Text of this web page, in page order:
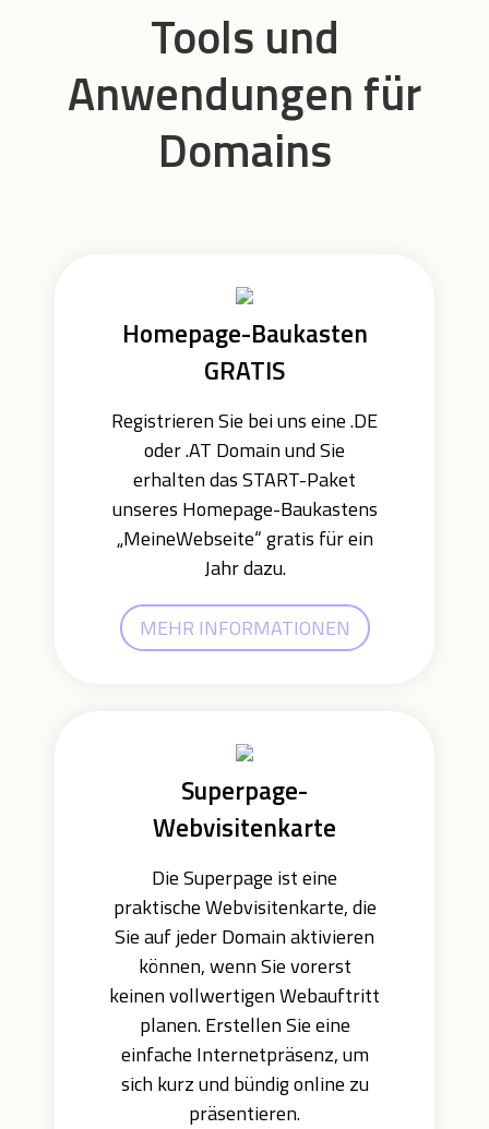
Tools und
Anwendungen für
Domains
Homepage-Baukasten
GRATIS
Registrieren Sie bei uns eine .DE
oder .AT Domain und Sie
erhalten das START-Paket
unseres Homepage-Baukastens
„MeineWebseite“ gratis für ein
Jahr dazu.
MEHR INFORMATIONEN
Superpage-
Webvisitenkarte
Die Superpage ist eine
praktische Webvisitenkarte, die
Sie auf jeder Domain aktivieren
können, wenn Sie vorerst
keinen vollwertigen Webauftritt
planen. Erstellen Sie eine
einfache Internetpräsenz, um
sich kurz und bündig online zu
präsentieren.